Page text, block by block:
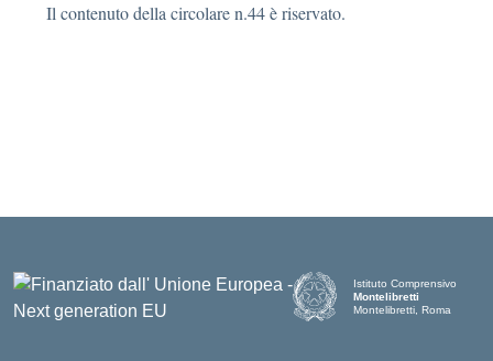
Il contenuto della circolare n.44 è riservato.
Istituto Comprensivo
Montelibretti
Montelibretti, Roma